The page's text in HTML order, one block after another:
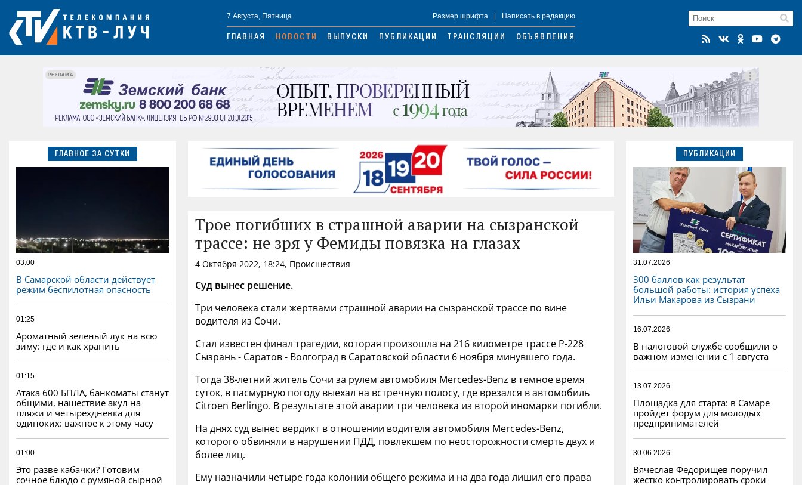
7 Августа, Пятница Размер шрифта Написать в редакцию
ГЛАВНАЯ НОВОСТИ ВЫПУСКИ ПУБЛИКАЦИИ ТРАНСЛЯЦИИ ОБЪЯВЛЕНИЯ
РЕКЛАМА
ГЛАВНОЕ ЗА СУТКИ
03:00
В Самарской области действует
режим беспилотная опасность
01:25
Ароматный зеленый лук на всю
зиму: где и как хранить
01:15
Атака 600 БПЛА, банкоматы станут
общими, нашествие акул на
пляжи и четырехдневка для
одиноких: важное к этому часу
01:00
Это разве кабачки? Готовим
сочное блюдо с румяной сырной
Трое погибших в страшной аварии на сызранской
трассе: не зря у Фемиды повязка на глазах
4 Октября 2022, 18:24, Происшествия
Суд вынес решение.
Три человека стали жертвами страшной аварии на сызранской трассе по вине
водителя из Сочи.
Стал известен финал трагедии, которая произошла на 216 километре трассе Р-228
Сызрань - Саратов - Волгоград в Саратовской области 6 ноября минувшего года.
Тогда 38-летний житель Сочи за рулем автомобиля Mercedes-Benz в темное время
суток, в пасмурную погоду выехал на встречную полосу, где врезался в автомобиль
Citroen Berlingo. В результате этой аварии три человека из второй иномарки погибли.
На днях суд вынес вердикт в отношении водителя автомобиля Mercedes-Benz,
которого обвиняли в нарушении ПДД, повлекшем по неосторожности смерть двух и
более лиц.
Ему назначили четыре года колонии общего режима и на два года лишил его права
ПУБЛИКАЦИИ
31.07.2026
300 баллов как результат
большой работы: история успеха
Ильи Макарова из Сызрани
16.07.2026
В налоговой службе сообщили о
важном изменении с 1 августа
13.07.2026
Площадка для старта: в Самаре
пройдет форум для молодых
предпринимателей
30.06.2026
Вячеслав Федорищев поручил
жестко контролировать сроки